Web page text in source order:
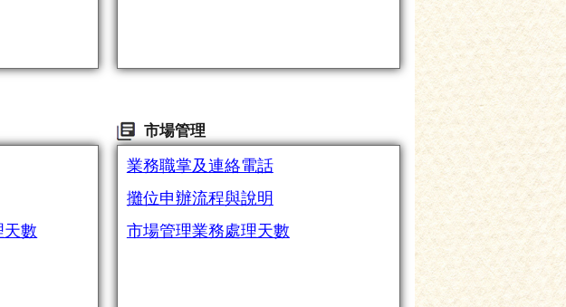
天數
市場管理
業務職掌及連絡電話
攤位申辦流程與說明
市場管理業務處理天數